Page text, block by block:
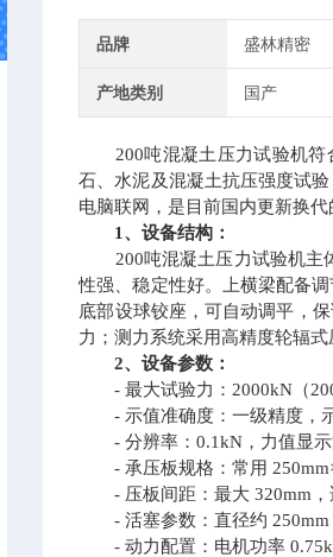
品牌 盛林精密
产地类别 国产
200吨混凝土压力试验机符合
石、水泥及混凝土抗压强度试
电脑联网，是目前国内更新换代
1、设备结构：
200吨混凝土压力试验机主体
性强、稳定性好。上横梁配备
底部设球铰座，可自动调平，
力；测力系统采用高精度轮辐
2、设备参数：
- 最大试验力：2000kN（200
- 示值准确度：一级精度，示
- 分辨率：0.1kN，力值显示
- 承压板规格：常用
- 压板间距：最大 320mm，
- 活塞参数：直径约 250mm
- 动力配置：电机功率